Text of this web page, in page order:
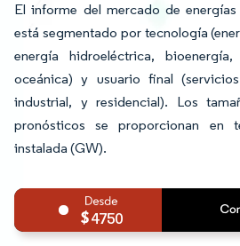
El informe del mercado de
está segmentado por tecnología
energía hidroeléctrica,
oceánica) y usuario final
industrial, y residencial). Los
pronósticos se proporcionan en
instalada (GW).
4750